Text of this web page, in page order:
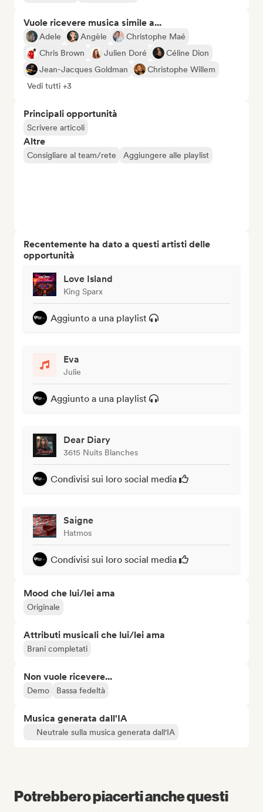
Vuole ricevere musica simile a...
Adele Angèle
Christophe Maé
Chris Brown
Julien Doré
Céline Dion
Jean-Jacques Goldman
Christophe Willem
Vedi tutti +3
Principali opportunità
Scrivere articoli
Altre
Consigliare al team/rete Aggiungere alle playlist
Recentemente ha dato a questi artisti delle
opportunità
Love Island
King Sparx
Aggiunto a una playlist
Eva
Julie
Aggiunto a una playlist
Dear Diary
3615 Nuits Blanches
Condivisi sui loro social media
Saigne
Hatmos
Condivisi sui loro social media
Mood che lui/lei ama
Originale
Attributi musicali che lui/lei ama
Brani completati
Non vuole ricevere...
Demo Bassa fedeltà
Musica generata dall'IA
Neutrale sulla musica generata dall'IA
Potrebbero piacerti anche questi